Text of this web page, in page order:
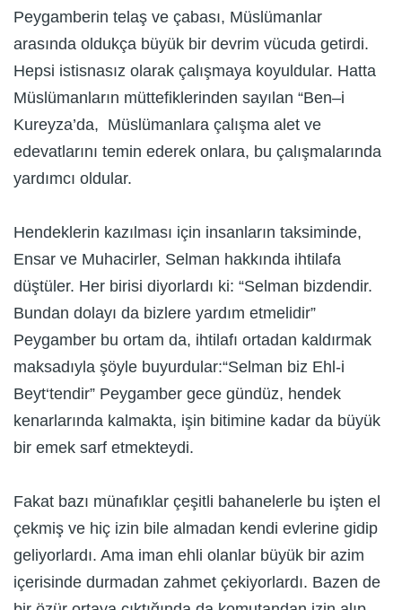
Peygamberin telaş ve çabası, Müslümanlar
arasında oldukça büyük bir devrim vücuda getirdi.
Hepsi istisnasız olarak çalışmaya koyuldular. Hatta
Müslümanların müttefiklerinden sayılan “Ben–i
Kureyza’da, Müslümanlara çalışma alet ve
edevatlarını temin ederek onlara, bu çalışmalarında
yardımcı oldular.
Hendeklerin kazılması için insanların taksiminde,
Ensar ve Muhacirler, Selman hakkında ihtilafa
düştüler. Her birisi diyorlardı ki: “Selman bizdendir.
Bundan dolayı da bizlere yardım etmelidir”
Peygamber bu ortam da, ihtilafı ortadan kaldırmak
maksadıyla şöyle buyurdular:“Selman biz Ehl-i
Beyt‘tendir” Peygamber gece gündüz, hendek
kenarlarında kalmakta, işin bitimine kadar da büyük
bir emek sarf etmekteydi.
Fakat bazı münafıklar çeşitli bahanelerle bu işten el
çekmiş ve hiç izin bile almadan kendi evlerine gidip
geliyorlardı. Ama iman ehli olanlar büyük bir azim
içerisinde durmadan zahmet çekiyorlardı. Bazen de